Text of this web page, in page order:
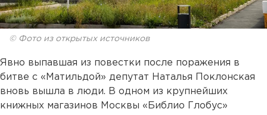
© Фото из открытых источников
Явно выпавшая из повестки после поражения в
битве с «Матильдой» депутат Наталья Поклонская
вновь вышла в люди. В одном из крупнейших
книжных магазинов Москвы «Библио Глобус»